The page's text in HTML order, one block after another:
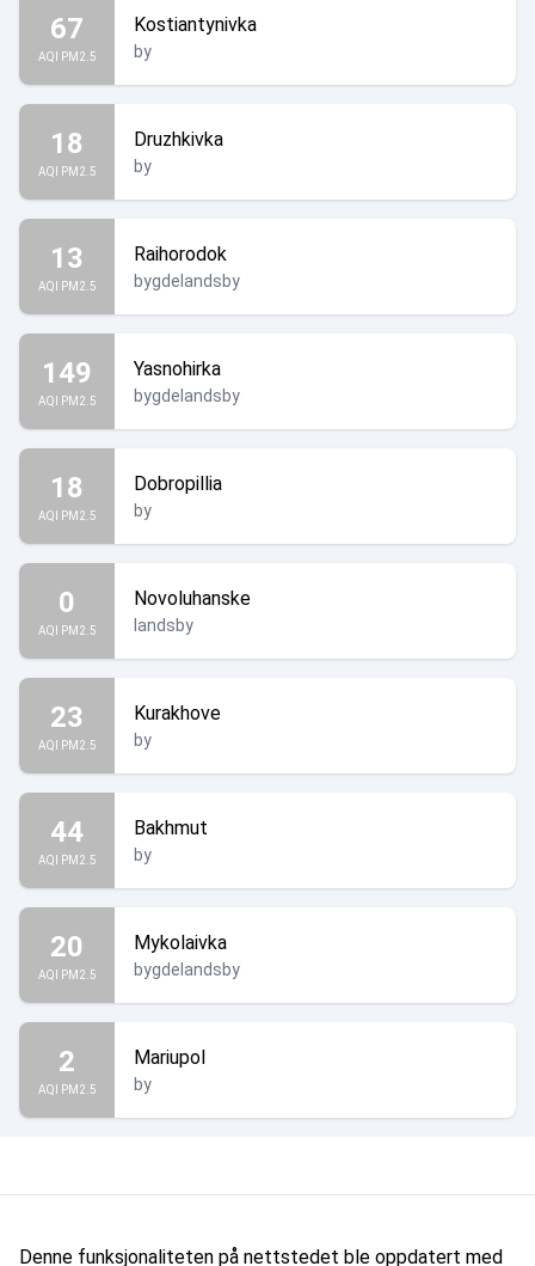
67
AQI PM2.5
Kostiantynivka
by
18
AQI PM2.5
Druzhkivka
by
13
AQI PM2.5
Raihorodok
bygdelandsby
149
AQI PM2.5
Yasnohirka
bygdelandsby
18
AQI PM2.5
Dobropillia
by
0
AQI PM2.5
Novoluhanske
landsby
23
AQI PM2.5
Kurakhove
by
44
AQI PM2.5
Bakhmut
by
20
AQI PM2.5
Mykolaivka
bygdelandsby
2
AQI PM2.5
Mariupol
by
Denne funksjonaliteten på nettstedet ble oppdatert med